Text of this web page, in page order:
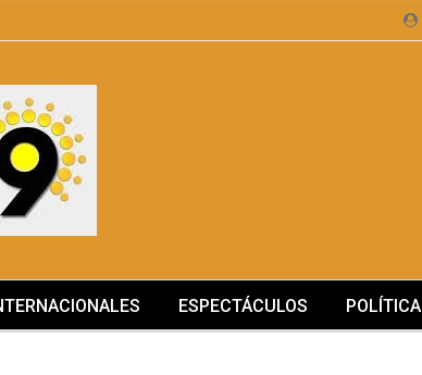
ESPECTÁCULOS POLÍTICA